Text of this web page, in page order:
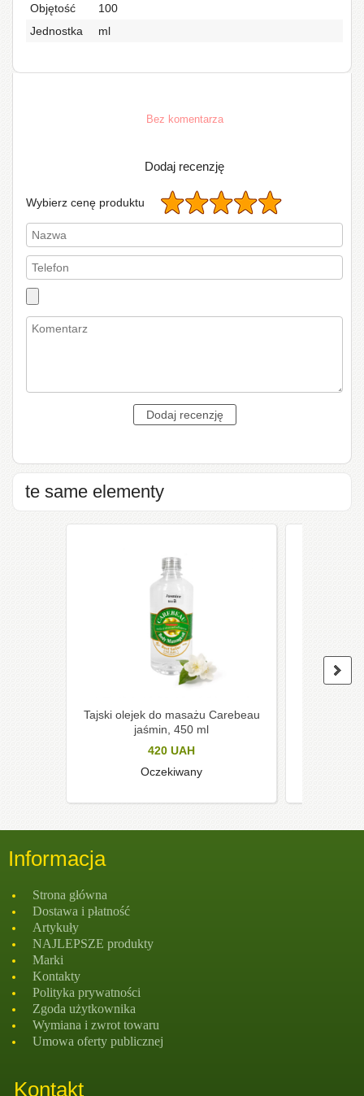
Objętość
100
Jednostka
ml
Bez komentarza
Dodaj recenzję
Wybierz cenę produktu
te same elementy
Tajski olejek do masażu Carebeau
jaśmin, 450 ml
420 UAH
Oczekiwany
Informacja
Strona głównа
Dostawa i płatność
Artykuły
NAJLEPSZE produkty
Marki
Kontakty
Polityka prywatności
Zgoda użytkownika
Wymiana i zwrot towaru
Umowa oferty publicznej
Kontakt